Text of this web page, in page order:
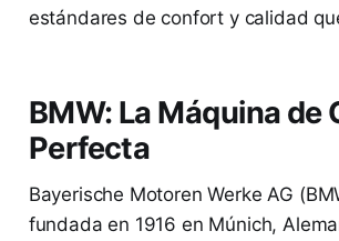
estándares de confort y calidad
BMW: La Máquina de
Perfecta
Bayerische Motoren Werke AG
fundada en 1916 en Múnich,